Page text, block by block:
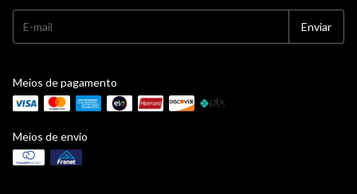
Meios de pagamento
Meios de envio